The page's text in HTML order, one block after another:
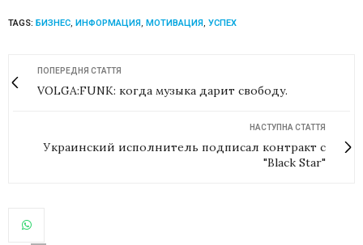
TAGS: БИЗНЕС, ИНФОРМАЦИЯ, МОТИВАЦИЯ, УСПЕХ
ПОПЕРЕДНЯ СТАТТЯ
VOLGA:FUNK: когда музыка дарит свободу.
НАСТУПНА СТАТТЯ
Украинский исполнитель подписал контракт с
"Black Star"